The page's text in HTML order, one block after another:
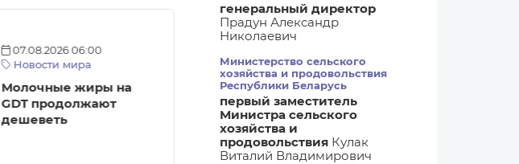
07.08.2026 06:00
Новости мира
Молочные жиры на
GDT продолжают
дешеветь
06.08.2026 06:12
генеральный директор
Прадун Александр
Николаевич
Министерство сельского
хозяйства и продовольствия
Республики Беларусь
первый заместитель
Министра сельского
хозяйства и
продовольствия Кулак
Виталий Владимирович